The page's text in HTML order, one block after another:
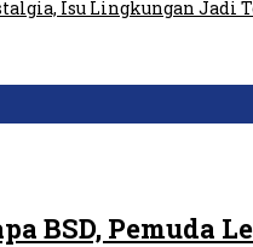
Isu Lingkungan Jadi
BSD, Pemuda